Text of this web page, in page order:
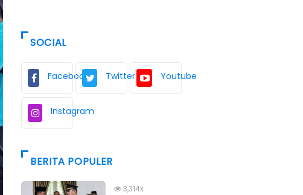
SOCIAL
Facebook Twitter Youtube
Instagram
BERITA POPULER
3,314x